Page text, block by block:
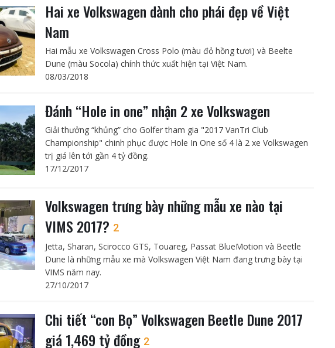
Hai xe Volkswagen dành cho phái đẹp về Việt
Nam
Hai mẫu xe Volkswagen Cross Polo (màu đỏ hồng tươi) và Beelte
Dune (màu Socola) chính thức xuất hiện tại Việt Nam.
08/03/2018
Đánh “Hole in one” nhận 2 xe Volkswagen
Giải thưởng “khủng” cho Golfer tham gia "2017 VanTri Club
Championship" chinh phục được Hole In One số 4 là 2 xe Volkswagen
trị giá lên tới gần 4 tỷ đồng.
17/12/2017
Volkswagen trưng bày những mẫu xe nào tại
VIMS 2017? 2
Jetta, Sharan, Scirocco GTS, Touareg, Passat BlueMotion và Beetle
Dune là những mẫu xe mà Volkswagen Việt Nam đang trưng bày tại
VIMS năm nay.
27/10/2017
Chi tiết “con Bọ” Volkswagen Beetle Dune 2017
giá 1,469 tỷ đồng 2